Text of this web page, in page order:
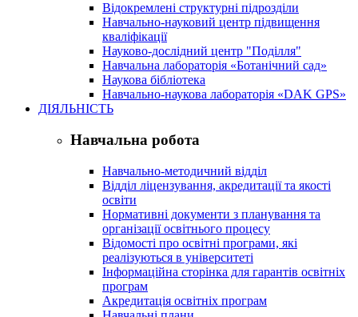
Відокремлені структурні підрозділи
Навчально-науковий центр підвищення
кваліфікації
Науково-дослідний центр "Поділля"
Навчальна лабораторія «Ботанічний сад»
Наукова бібліотека
Навчально-наукова лабораторія «DAK GPS»
ДІЯЛЬНІСТЬ
Навчальна робота
Навчально-методичний відділ
Відділ ліцензування, акредитації та якості
освіти
Нормативні документи з планування та
організації освітнього процесу
Відомості про освітні програми, які
реалізуються в університеті
Інформаційна сторінка для гарантів освітніх
програм
Акредитація освітніх програм